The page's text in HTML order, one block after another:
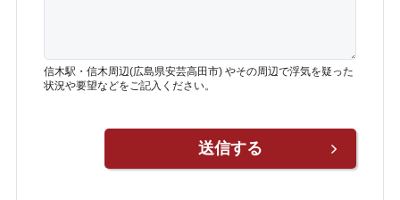
信木駅・信木周辺(広島県安芸高田市) やその周辺で浮気を疑った
状況や要望などをご記入ください。